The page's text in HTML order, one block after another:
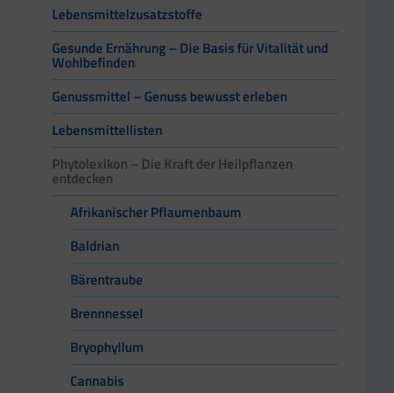
Lebensmittelzusatzstoffe
Gesunde Ernährung – Die Basis für Vitalität und
Wohlbefinden
Genussmittel – Genuss bewusst erleben
Lebensmittellisten
Phytolexikon – Die Kraft der Heilpflanzen
entdecken
Afrikanischer Pflaumenbaum
Baldrian
Bärentraube
Brennnessel
Bryophyllum
Cannabis